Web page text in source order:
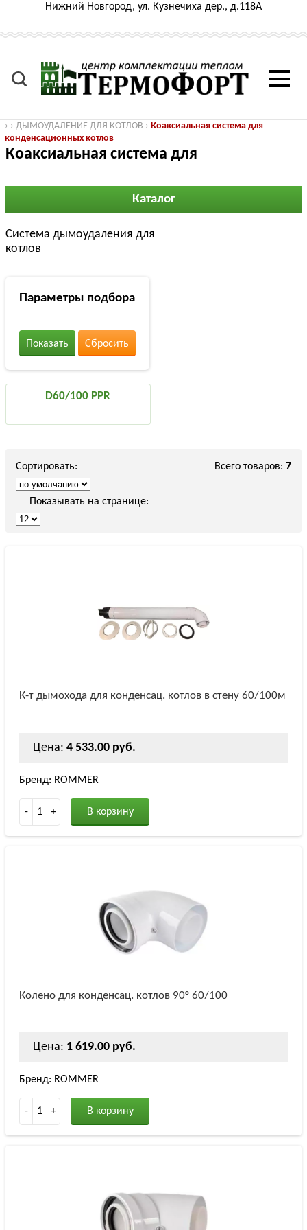
Нижний Новгород, ул. Кузнечиха дер., д.118А
› › ДЫМОУДАЛЕНИЕ ДЛЯ КОТЛОВ › Коаксиальная система для
конденсационных котлов
Коаксиальная система для
Каталог
Система дымоудаления для
котлов
Параметры подбора
Показать Сбросить
D60/100 PPR
Всего товаров: 7
Сортировать:
Показывать на странице:
К-т дымохода для конденсац. котлов в стену 60/100м
Цена: 4 533.00 руб.
Бренд: ROMMER
- 1 + В корзину
Колено для конденсац. котлов 90° 60/100
Цена: 1 619.00 руб.
Бренд: ROMMER
- 1 + В корзину